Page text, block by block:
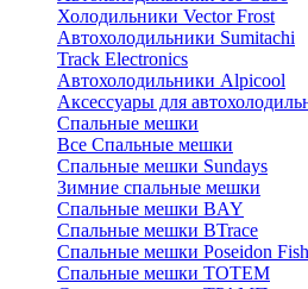
Холодильники Vector Frost
Автохолодильники Sumitachi
Track Electronics
Автохолодильники Alpicool
Аксессуары для
Спальные мешки
Все Спальные мешки
Спальные мешки Sundays
Зимние спальные мешки
Спальные мешки BAY
Спальные мешки BTrace
Спальные мешки Poseidon Fish
Спальные мешки ТОТЕМ